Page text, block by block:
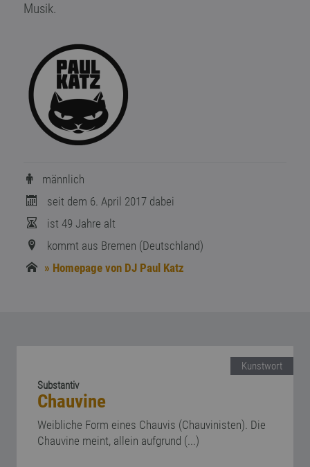
Musik.
männlich
seit dem 6. April 2017 dabei
ist 49 Jahre alt
kommt aus Bremen (Deutschland)
» Homepage von DJ Paul Katz
Kunstwort
Substantiv
Chauvine
Weibliche Form eines Chauvis (Chauvinisten). Die
Chauvine meint, allein aufgrund (...)